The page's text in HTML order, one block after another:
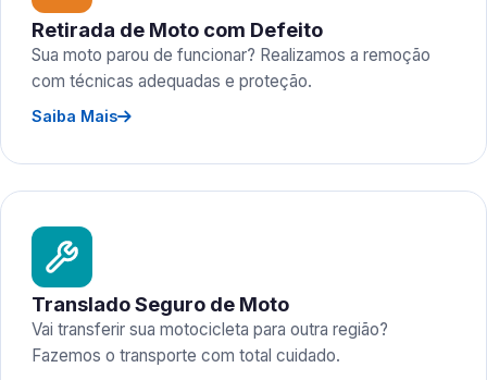
Retirada de Moto com Defeito
Sua moto parou de funcionar? Realizamos a remoção
com técnicas adequadas e proteção.
Saiba Mais
Translado Seguro de Moto
Vai transferir sua motocicleta para outra região?
Fazemos o transporte com total cuidado.